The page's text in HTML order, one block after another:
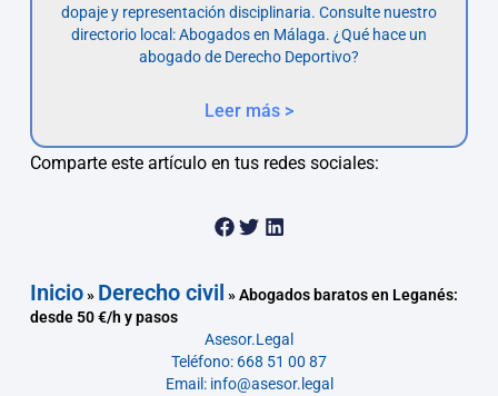
dopaje y representación disciplinaria. Consulte nuestro
directorio local: Abogados en Málaga. ¿Qué hace un
abogado de Derecho Deportivo?
Leer más >
Comparte este artículo en tus redes sociales:
Inicio» Derecho civil »Abogados baratos en Leganés:
desde 50 €/h y pasos
Asesor.Legal
Teléfono: 668 51 00 87
Email: info@asesor.legal